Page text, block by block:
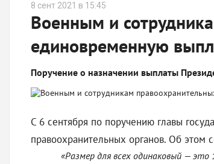
8 сент 2021 в 15:45
Военным и
единовременную
Поручение о назначении выплаты
С 6 сентября по поручению главы
правоохранительных органов. Об
«Размер для всех одинаковый —